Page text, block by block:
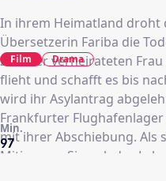
In ihrem Heimatland droht
Übersetzerin Fariba die
zu einer verheirateten
flieht und schafft es bis
wird ihr Asylantrag
Frankfurter
mit ihrer Abschiebung. Als
Mitinsasse Siamak das
97
Min.
Film Drama